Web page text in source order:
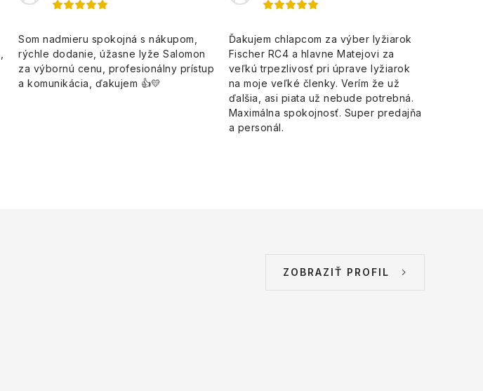
Som nadmieru spokojná s nákupom,
rýchle dodanie, úžasne lyže Salomon
za výbornú cenu, profesionálny prístup
a komunikácia, ďakujem 👍💛
Ďakujem chlapcom za výber lyžiarok
Fischer RC4 a hlavne Matejovi za
veľkú trpezlivosť pri úprave lyžiarok
na moje veľké členky. Verím že už
ďalšia, asi piata už nebude potrebná.
Maximálna spokojnosť. Super predajňa
a personál.
ZOBRAZIŤ PROFIL